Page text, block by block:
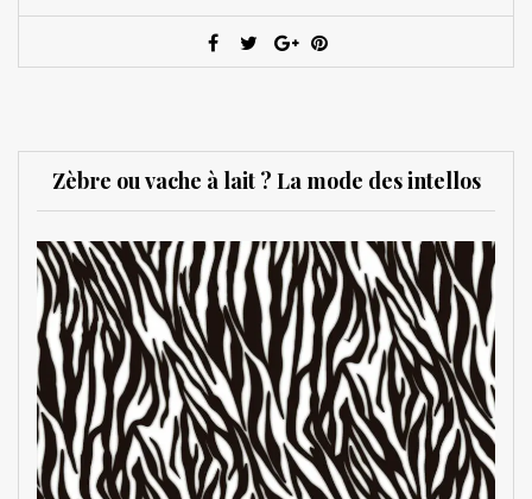
Zèbre ou vache à lait ? La mode des intellos